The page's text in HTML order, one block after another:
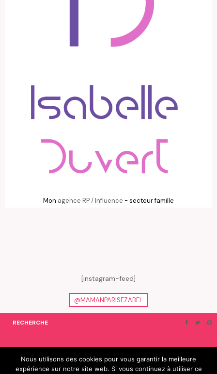
Mon agence RP / Influence - secteur famille
[instagram-feed]
@MAMANPARISEZABEL
RECHERCHE
ON EN PARLE… BLOGROLL
Nous utilisons des cookies pour vous garantir la meilleure
expérience sur notre site web. Si vous continuez à utiliser ce